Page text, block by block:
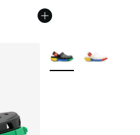
Plus de couleurs